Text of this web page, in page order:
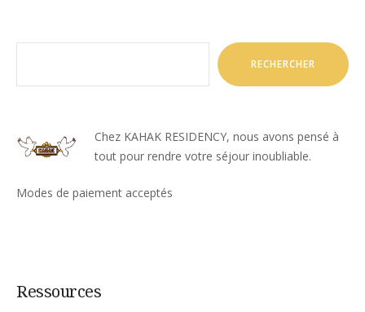
RECHERCHER
Chez KAHAK RESIDENCY, nous avons pensé à
tout pour rendre votre séjour inoubliable.
Modes de paiement acceptés
Ressources